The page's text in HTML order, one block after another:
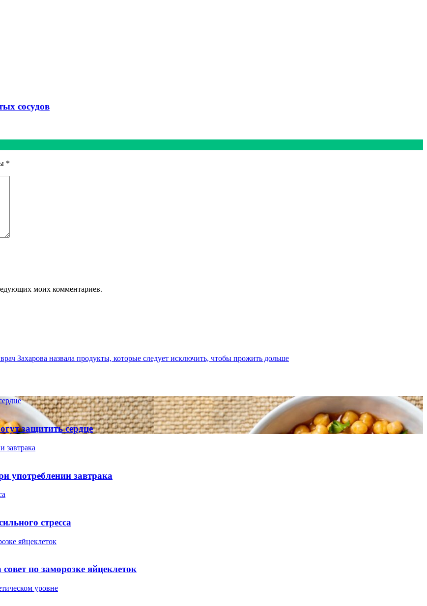
сосудов
*
моих комментариев.
Захарова назвала продукты, которые следует исключить, чтобы прожить дольше
защитить сердце
завтрака
употреблении завтрака
стресса
яйцеклеток
по заморозке яйцеклеток
уровне